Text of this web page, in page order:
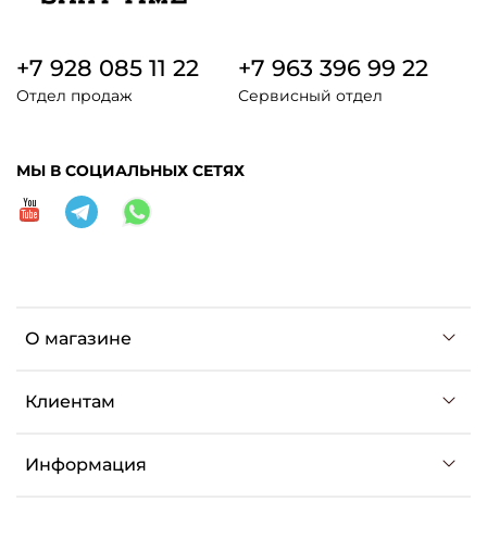
О магазине
Клиентам
Информация
+7 928 085 11 22
Отдел продаж
+7 963 396 99 22
Сервисный отдел
МЫ В СОЦИАЛЬНЫХ СЕТЯХ